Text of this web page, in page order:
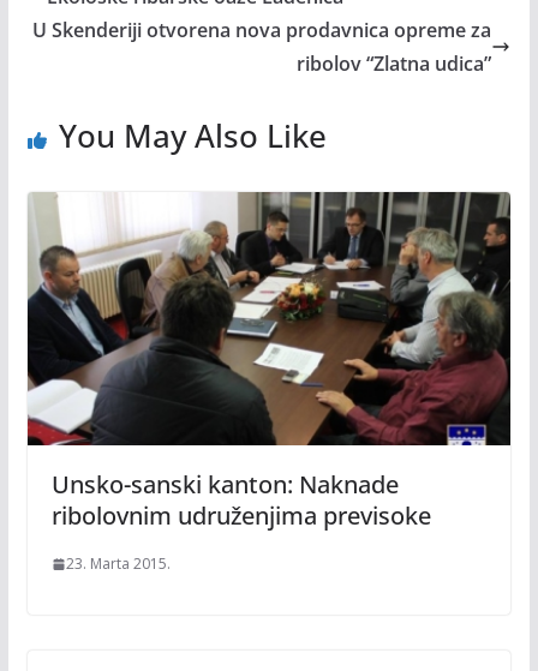
U Skenderiji otvorena nova prodavnica opreme za
ribolov “Zlatna udica”
You May Also Like
Unsko-sanski kanton: Naknade
ribolovnim udruženjima previsoke
23. Marta 2015.